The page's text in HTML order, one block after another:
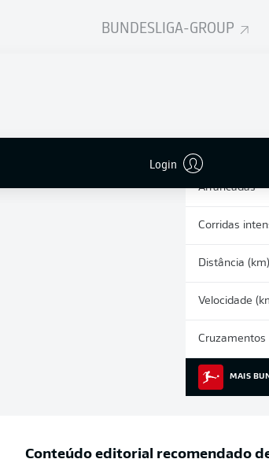
BUNDESLIGA-GROUP
Login
DA
Arrancadas
Corridas
Distância (km)
Velocidade
Cruzamentos
MAIS
Conteúdo editorial recomendado